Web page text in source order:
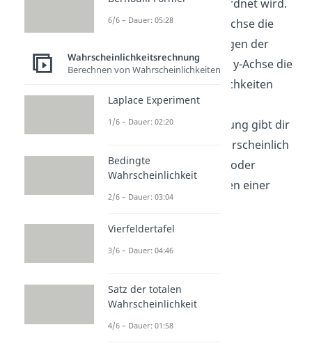
Wahrscheinlichkeit
zugeordnet wird.
Hierbei werden auf der x-Achse die
verschiedenen Ausprägungen der
Zufallsvariable und auf der y-Achse die
zugehörigen Wahrscheinlichkeiten
abgetragen. Die
Wahrscheinlichkeitsverteilung gibt dir
Auskunft darüber, wie wahrscheinlich
bestimmte Ausprägungen oder
Gruppen von Ausprägungen einer
Zufallsvariable sind.
6/6 – Dauer: 05:28
Wahrscheinlichkeitsrechnung
Berechnen von Wahrscheinlichkeiten
Laplace Experiment
1/6 – Dauer: 02:20
Bedingte
Wahrscheinlichkeit
2/6 – Dauer: 03:04
Vierfeldertafel
3/6 – Dauer: 04:46
Satz der totalen
Wahrscheinlichkeit
4/6 – Dauer: 01:58